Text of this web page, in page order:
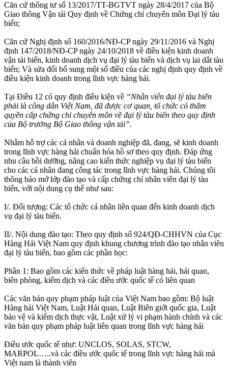
Căn cứ thông tư số 13/2017/TT-BGTVT ngày 28/4/2017 của Bộ
Giao thông Vận tải Quy định về Chứng chỉ chuyên môn Đại lý tàu
biển;
Căn cứ Nghị định số 160/2016/NĐ-CP ngày 29/11/2016 và Nghị
định 147/2018/NĐ-CP ngày 24/10/2018 về điều kiện kinh doanh
vận tải biển, kinh doanh dịch vụ đại lý tàu biển và dịch vụ lai dắt tàu
biển; Và sửa đổi bổ sung một số điều của các nghị định quy định về
điều kiện kinh doanh trong lĩnh vực hàng hải.
Tại Điều 12 có quy định điều kiện về “Nhân viên đại lý tàu biển
phải là công dân Việt Nam, đã được cơ quan, tổ chức có thẩm
quyền cấp chứng chỉ chuyên môn về đại lý tàu biển theo quy định
của Bộ trưởng Bộ Giao thông vận tải”.
Nhằm hỗ trợ các cá nhân và doanh nghiệp đã, đang, sẽ kinh doanh
trong lĩnh vực hàng hải chuẩn hóa hồ sơ theo quy định. Đáp ứng
nhu cầu bồi dưỡng, nâng cao kiến thức nghiệp vụ đại lý tàu biển
cho các cá nhân đang công tác trong lĩnh vực hàng hải. Chúng tôi
thông báo mở lớp đào tạo và cấp chứng chỉ nhân viên đại lý tàu
biển, với nội dung cụ thể như sau:
I/. Đối tượng: Các tổ chức cá nhân liên quan đến kinh doanh dịch
vụ đại lý tàu biển.
II/. Nội dung đào tạo: Theo quy định số 924/QĐ-CHHVN của Cục
Hàng Hải Việt Nam quy định khung chương trình đào tạo nhân viên
đại lý tàu biển, bao gồm các phần học:
Phần 1: Bao gồm các kiến thức về pháp luật hàng hải, hải quan,
biên phòng, kiểm dịch và các điều ước quốc tế có liên quan
Các văn bản quy phạm pháp luật của Việt Nam bao gồm: Bộ luật
Hàng hải Việt Nam, Luật Hải quan, Luật Biên giới quốc gia, Luật
bảo vệ và kiểm dịch thực vật, Luật xử lý vi phạm hành chính và các
văn bản quy phạm pháp luật liên quan trong lĩnh vực hàng hải
Điều ước quốc tế như: UNCLOS, SOLAS, STCW,
MARPOL…..và các điều ước quốc tế trong lĩnh vực hàng hải mà
Việt nam là thành viên